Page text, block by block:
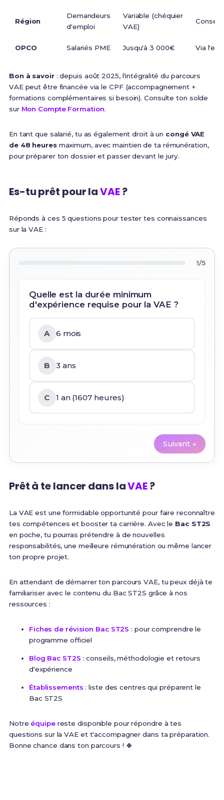
Région
Demandeurs
d'emploi
Variable (chéquier
VAE)
Conseil
OPCO Salariés PME Jusqu'à 3 000€ Via
Bon à savoir: depuis août 2025, l'intégralité du parcours
VAE peut être financée via le CPF (accompagnement +
formations complémentaires si besoin). Consulte ton solde
sur Mon Compte Formation.
En tant que salarié, tu as également droit à un congé VAE
de 48 heuresmaximum, avec maintien de ta rémunération,
pour préparer ton dossier et passer devant le jury.
Es-tu prêt pour laVAE?
Réponds à ces 5 questions pour tester tes connaissances
sur la VAE :
1/5
Quelle est la durée minimum
d'expérience requise pour la VAE ?
A 6 mois
B 3 ans
C 1 an (1607 heures)
Suivant →
Prêt à te lancer dans laVAE?
La VAE est une formidable opportunité pour faire reconnaître
tes compétences et booster ta carrière. Avec le Bac ST2S
en poche, tu pourras prétendre à de nouvelles
responsabilités, une meilleure rémunération ou même lancer
ton propre projet.
En attendant de démarrer ton parcours VAE, tu peux déjà te
familiariser avec le contenu du Bac ST2S grâce à nos
ressources :
Fiches de révision Bac ST2S : pour comprendre le
programme officiel
Blog Bac ST2S : conseils, méthodologie et retours
d'expérience
Établissements : liste des centres qui préparent le
Bac ST2S
Notre équipereste disponible pour répondre à tes
questions sur la VAE et t'accompagner dans ta préparation.
Bonne chance dans ton parcours ! 🍀